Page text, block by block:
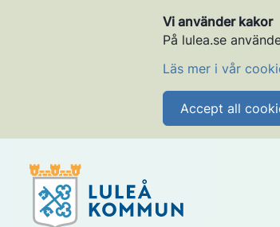
Vi använder kakor
På lulea.se
Läs mer i vår
Accept all